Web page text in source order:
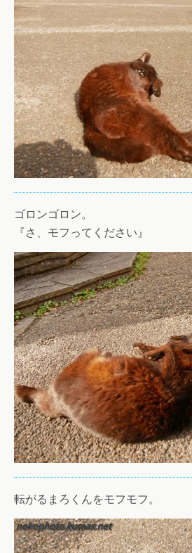
ゴロンゴロン。
『さ、モフってください』
転がるまろくんをモフモフ。